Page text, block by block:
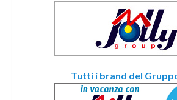
Tutti i brand del